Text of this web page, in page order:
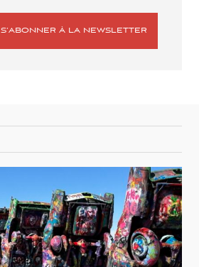
S’ABONNER À LA NEWSLETTER